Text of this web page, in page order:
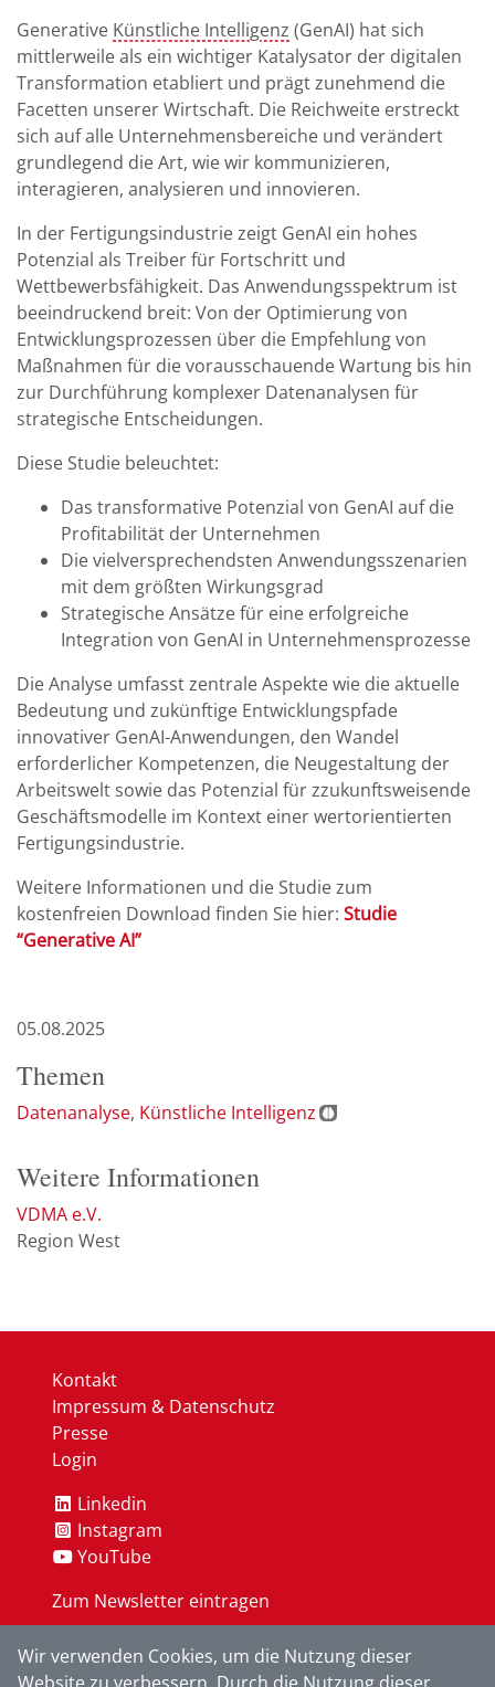
Generative Künstliche Intelligenz (GenAI) hat sich
mittlerweile als ein wichtiger Katalysator der digitalen
Transformation etabliert und prägt zunehmend die
Facetten unserer Wirtschaft. Die Reichweite erstreckt
sich auf alle Unternehmensbereiche und verändert
grundlegend die Art, wie wir kommunizieren,
interagieren, analysieren und innovieren.
In der Fertigungsindustrie zeigt GenAI ein hohes
Potenzial als Treiber für Fortschritt und
Wettbewerbsfähigkeit. Das Anwendungsspektrum ist
beeindruckend breit: Von der Optimierung von
Entwicklungsprozessen über die Empfehlung von
Maßnahmen für die vorausschauende Wartung bis hin
zur Durchführung komplexer Datenanalysen für
strategische Entscheidungen.
Diese Studie beleuchtet:
Das transformative Potenzial von GenAI auf die
Profitabilität der Unternehmen
Die vielversprechendsten Anwendungsszenarien
mit dem größten Wirkungsgrad
Strategische Ansätze für eine erfolgreiche
Integration von GenAI in Unternehmensprozesse
Die Analyse umfasst zentrale Aspekte wie die aktuelle
Bedeutung und zukünftige Entwicklungspfade
innovativer GenAI-Anwendungen, den Wandel
erforderlicher Kompetenzen, die Neugestaltung der
Arbeitswelt sowie das Potenzial für zzukunftsweisende
Geschäftsmodelle im Kontext einer wertorientierten
Fertigungsindustrie.
Weitere Informationen und die Studie zum
kostenfreien Download finden Sie hier: Studie
“Generative AI”
05.08.2025
Themen
Datenanalyse Künstliche Intelligenz
Weitere Informationen
VDMA e.V.
Region West
Kontakt
Impressum & Datenschutz
Presse
Login
Linkedin
Instagram
YouTube
Zum Newsletter eintragen
OK
Wir verwenden Cookies, um die Nutzung dieser